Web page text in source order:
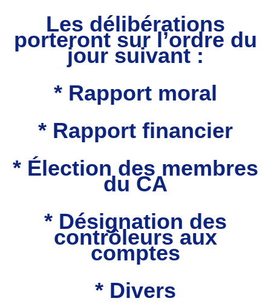
Les délibérations
porteront sur l’ordre du
jour suivant :
* Rapport moral
* Rapport financier
* Élection des membres
du CA
* Désignation des
contrôleurs aux
comptes
* Divers